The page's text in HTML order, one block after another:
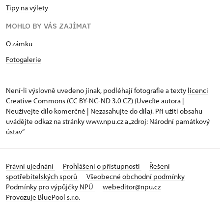
Tipy na výlety
MOHLO BY VÁS ZAJÍMAT
O zámku
Fotogalerie
Není-li výslovně uvedeno jinak, podléhají fotografie a texty licenci
Creative Commons (CC BY-NC-ND 3.0 CZ) (Uveďte autora |
Neužívejte dílo komerčně | Nezasahujte do díla). Při užití obsahu
uvádějte odkaz na stránky www.npu.cz a „zdroj: Národní památkový
ústav“
Právní ujednání Prohlášení o přístupnosti
Řešení
spotřebitelských sporů
Všeobecné obchodní podmínky
Podmínky pro výpůjčky NPÚ
webeditor@npu.cz
Provozuje BluePool s.r.o.